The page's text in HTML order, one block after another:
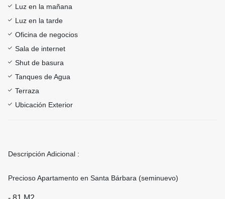
Luz en la mañana
Luz en la tarde
Oficina de negocios
Sala de internet
Shut de basura
Tanques de Agua
Terraza
Ubicación Exterior
Descripción Adicional :
Precioso Apartamento en Santa Bárbara (seminuevo)